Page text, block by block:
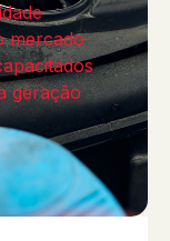
mercado
geração